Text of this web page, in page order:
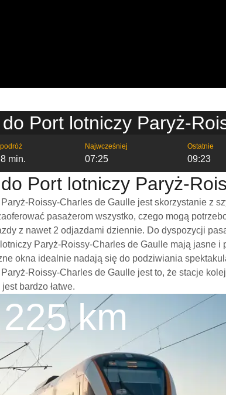
Port lotniczy Paryż-
min.
Najwcześniej
07:25
Ostatnie
09:23
Port lotniczy Paryż-
Roissy-Charles de Gaulle jest skorzystanie z
pasażerom wszystko, czego mogą
z nawet 2 odjazdami dziennie. Do dyspozycji
Paryż-Roissy-Charles de Gaulle mają jasne
okna idealnie nadają się do podziwiania
Roissy-Charles de Gaulle jest to, że stacje
bardzo łatwe.
225 km